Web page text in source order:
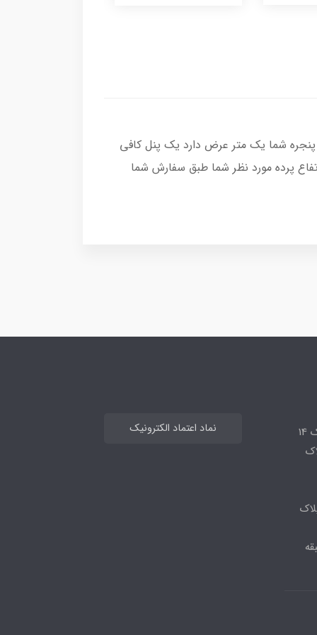
شما یک متر عرض دارد یک پنل کافی
پرده مورد نظر شما طبق سفارش شما
نماد اعتماد الکترونیک